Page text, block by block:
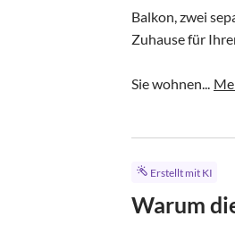
Balkon, zwei
Zuhause für
Sie wohnen...
Erstellt mit KI
Warum